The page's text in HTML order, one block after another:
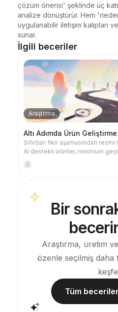
çözüm önerisi' şeklinde üç
analize dönüştürür. Hem
uygulanabilir iletişim kalıpları
sunar.
İlgili beceriler
Araştırma
Altı Adımda Ürün Geliştirme
Sıfırdan fikir aşamasından
AI destekli ürünler, minimum
ambiyans programlama
ürünler, prototipler veya
gereksinim tanımlama, içerik
düzeltme, etki doğrulama,
gerçek kullanıcı geri bildirimi
AI kod üretebilir ancak ürün
hedefler, kısa döngülü
dağıtım ve gerçek kullanıcı
gerektirir.
J
Bir
Araştırma, üretim
özenle seçilmiş daha
Tüm